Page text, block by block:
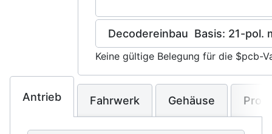
Decodereinbau Basis: 21-pol.
Keine gültige Belegung für die $pcb-
Antrieb Fahrwerk Gehäuse